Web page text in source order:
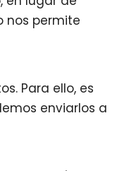
nos permite
Para ello, es
enviarlos a